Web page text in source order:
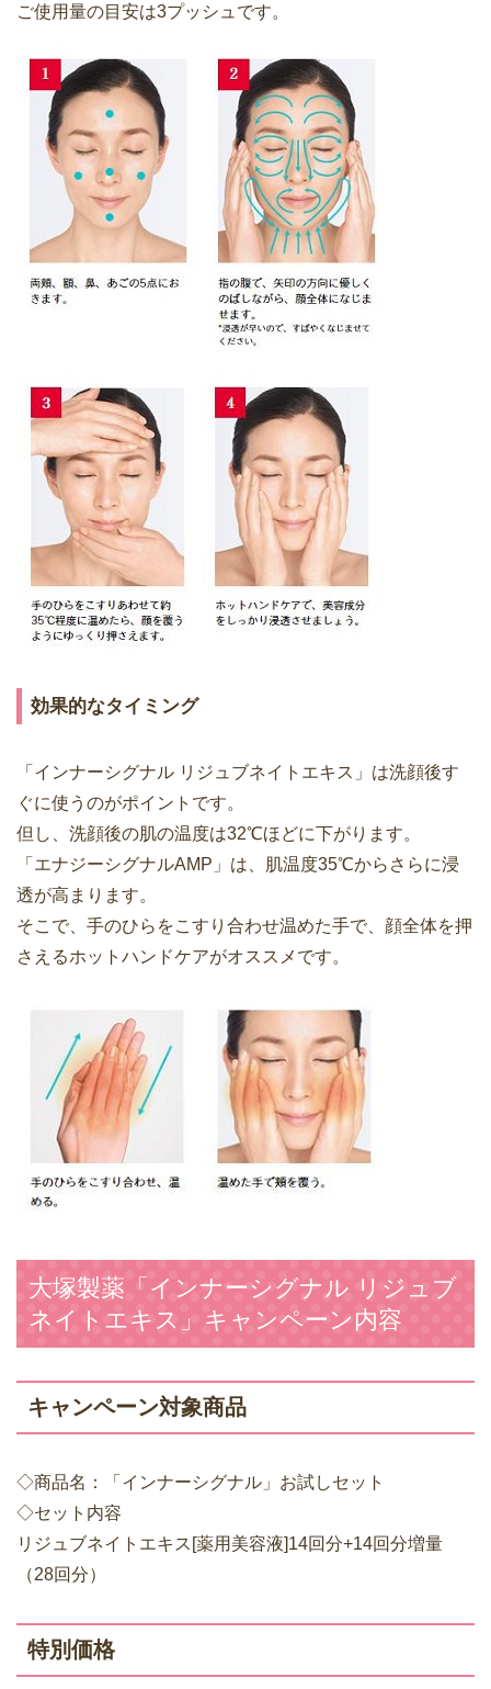
ご使用量の目安は3プッシュです。
効果的なタイミング
「インナーシグナル リジュブネイトエキス」は洗顔後す
ぐに使うのがポイントです。
但し、洗顔後の肌の温度は32℃ほどに下がります。
「エナジーシグナルAMP」は、肌温度35℃からさらに浸
透が高まります。
そこで、手のひらをこすり合わせ温めた手で、顔全体を押
さえるホットハンドケアがオススメです。
大塚製薬「インナーシグナル リジュブ
ネイトエキス」キャンペーン内容
キャンペーン対象商品
◇商品名：「インナーシグナル」お試しセット
◇セット内容
リジュブネイトエキス[薬用美容液]14回分+14回分増量
（28回分）
特別価格